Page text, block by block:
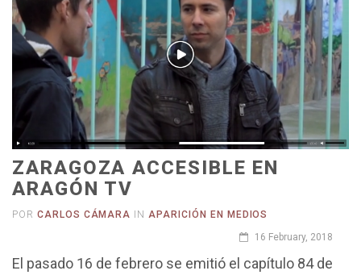
ZARAGOZA ACCESIBLE EN
ARAGÓN TV
POR CARLOS CÁMARA INAPARICIÓN EN MEDIOS
16 February, 2018
El pasado 16 de febrero se emitió el capítulo 84 de